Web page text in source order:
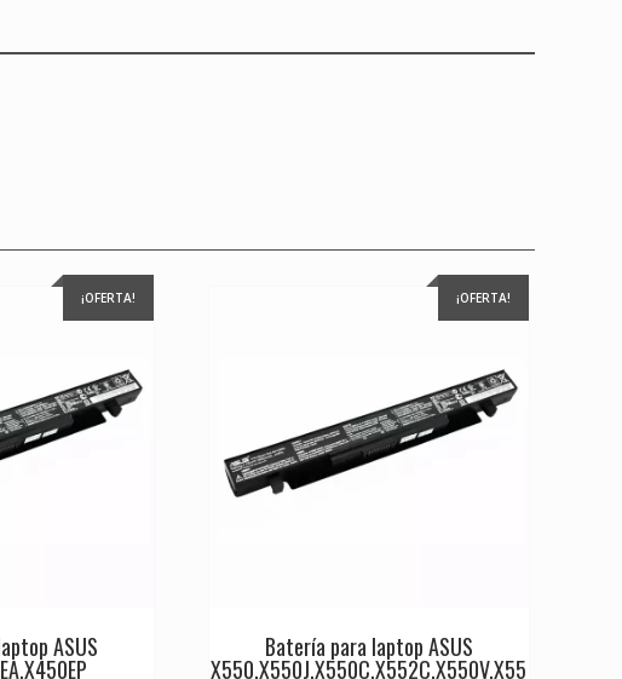
¡OFERTA!
ASUS
¡OFERTA!
Batería para laptop ASUS
X550,X550J,X550C,X552C,X550V,X55